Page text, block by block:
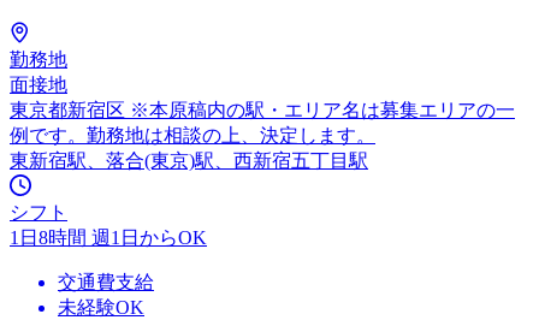
勤務地
面接地
東京都新宿区 ※本原稿内の駅・エリア名は募集エリアの一
例です。勤務地は相談の上、決定します。
東新宿駅、落合(東京)駅、西新宿五丁目駅
シフト
1日8時間 週1日からOK
交通費支給
未経験OK